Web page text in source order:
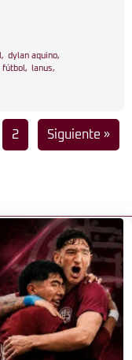
, dylan aquino,
fútbol , lanus,
2 Siguiente »